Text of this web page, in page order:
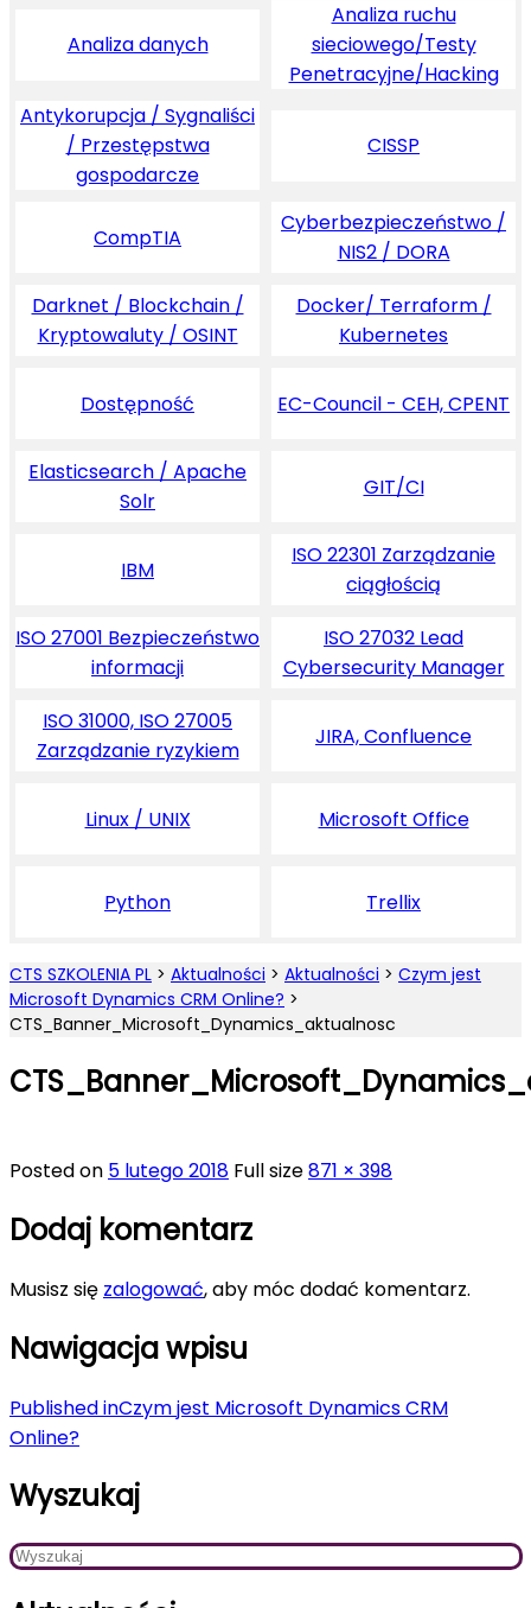
Analiza danych
Analiza ruchu
sieciowego/Testy
Penetracyjne/Hacking
Antykorupcja / Sygnaliści
/ Przestępstwa
gospodarcze
CISSP
CompTIA
Cyberbezpieczeństwo /
NIS2 / DORA
Darknet / Blockchain /
Kryptowaluty / OSINT
Docker/ Terraform /
Kubernetes
Dostępność EC-Council - CEH, CPENT
Elasticsearch / Apache
Solr
GIT/CI
IBM
ISO 22301 Zarządzanie
ciągłością
ISO 27001 Bezpieczeństwo
informacji
ISO 27032 Lead
Cybersecurity Manager
ISO 31000, ISO 27005
Zarządzanie ryzykiem
JIRA, Confluence
Linux / UNIX Microsoft Office
Python Trellix
CTS SZKOLENIA PL > Aktualności > Aktualności > Czym jest
Microsoft Dynamics CRM Online? >
CTS_Banner_Microsoft_Dynamics_aktualnosc
Posted on 5 lutego 2018 Full size871 × 398
Dodaj komentarz
Musisz się zalogować, aby móc dodać komentarz.
Nawigacja wpisu
Published inCzym jest Microsoft Dynamics CRM
Online?
Wyszukaj